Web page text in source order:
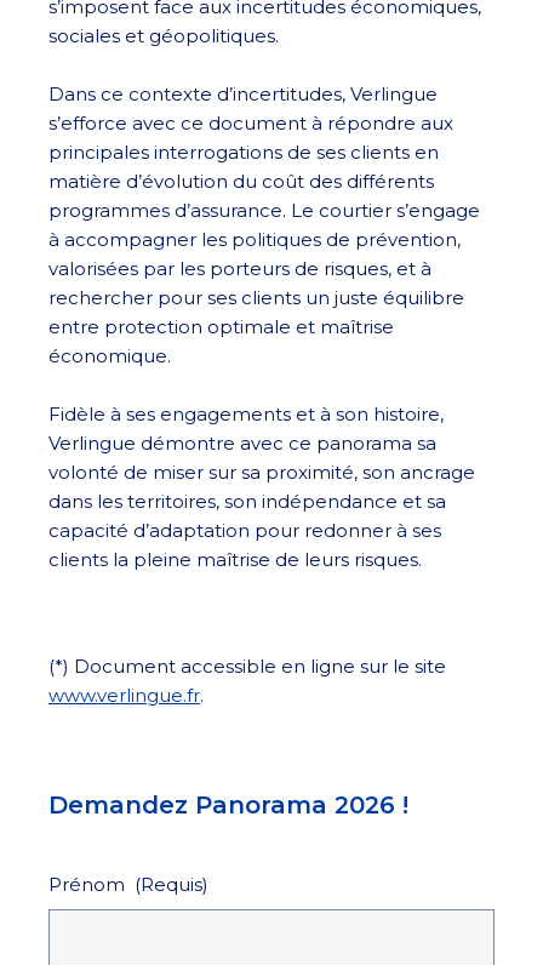
s’imposent face aux incertitudes économiques,
sociales et géopolitiques.
Dans ce contexte d’incertitudes, Verlingue
s’efforce avec ce document à répondre aux
principales interrogations de ses clients en
matière d’évolution du coût des différents
programmes d’assurance. Le courtier s’engage
à accompagner les politiques de prévention,
valorisées par les porteurs de risques, et à
rechercher pour ses clients un juste équilibre
entre protection optimale et maîtrise
économique.
Fidèle à ses engagements et à son histoire,
Verlingue démontre avec ce panorama sa
volonté de miser sur sa proximité, son ancrage
dans les territoires, son indépendance et sa
capacité d’adaptation pour redonner à ses
clients la pleine maîtrise de leurs risques.
(*) Document accessible en ligne sur le site
www.verlingue.fr.
Demandez Panorama 2026 !
Prénom (Requis)